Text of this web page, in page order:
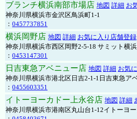
ブランチ横浜南部市場店 地図 詳細 お
神奈川県横浜市金沢区鳥浜町1-1
： 0457737851
横浜岡野店 地図 詳細 お気に入り店舗登録
神奈川県横浜市西区岡野2-5-18 サミット横
： 0453147301
日吉東急アベニュー店 地図 詳細 お気
神奈川県横浜市港北区日吉2-1-1日吉東急
： 0455603351
イトーヨーカドー上永谷店 地図 詳細
神奈川県横浜市港南区丸山台1-12イトーヨ